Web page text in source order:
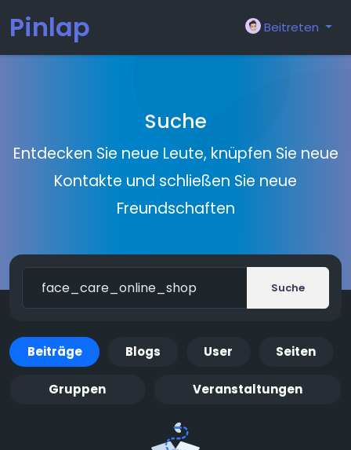
Pinlap Beitreten
Suche
Entdecken Sie neue Leute, knüpfen Sie neue
Kontakte und schließen Sie neue
Freundschaften
Suche
Beiträge Blogs User Seiten
Gruppen Veranstaltungen